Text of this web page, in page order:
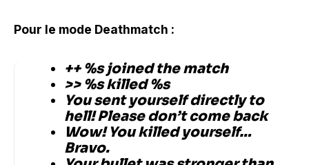
Pour le mode Deathmatch :
++ %s joined the match
>> %s killed %s
You sent yourself directly to
hell! Please don’t come back
Wow! You killed yourself…
Bravo.